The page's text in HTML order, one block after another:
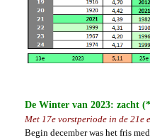
De Winter van 2023: zacht
Met 17e vorstperiode in de 21e
Begin december was het fris